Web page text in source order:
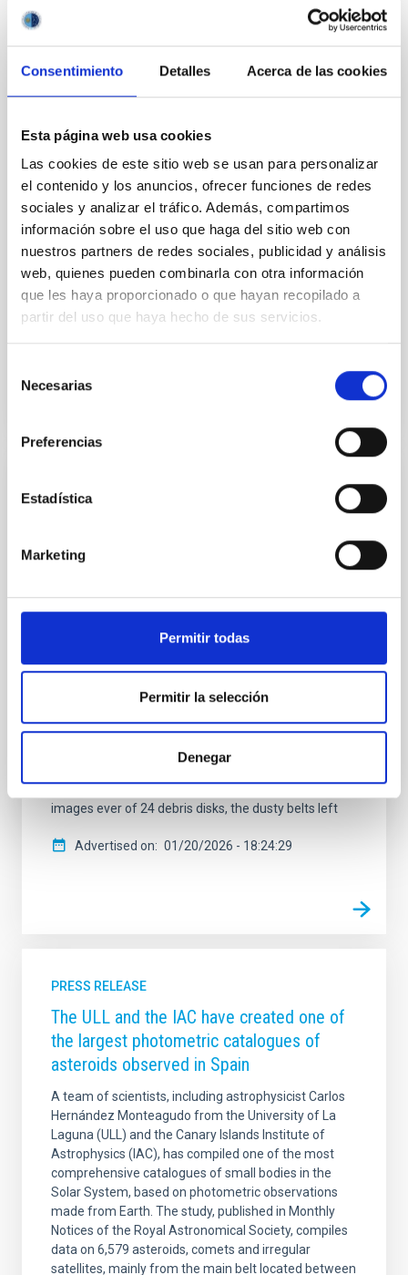
Consentimiento Detalles Acerca de las cookies
Esta página web usa cookies
Las cookies de este sitio web se usan para personalizar
el contenido y los anuncios, ofrecer funciones de redes
sociales y analizar el tráfico. Además, compartimos
información sobre el uso que haga del sitio web con
nuestros partners de redes sociales, publicidad y análisis
web, quienes pueden combinarla con otra información
que les haya proporcionado o que hayan recopilado a
partir del uso que haya hecho de sus servicios.
Necesarias
Preferencias
Estadística
Marketing
Permitir todas
Permitir la selección
Denegar
discovers a mysterious iron “bar” in the
Ring Nebula
Research carried out with the new WEAVE
spectrograph, installed on the William Herschel
Observatory (La Palma), and in whose construction
the Instituto de Astrofísica de Canarias (IAC) has
participated, has found a mysterious bar-shaped
cloud of iron inside the iconic Ring Nebula. The study
was conducted by a European team led by
astronomers at University College London (UCL) and
Cardiff University, and includes researchers from the
IAC. The cloud of iron atoms, described for the first
time in Monthly Notices of the Royal Astronomical
Society
Advertised on 01/16/2026 - 14:17:50
reveals the Teenage Years of New Worlds
An international team, with participation from the
University of La Laguna (ULL) and the Instituto de
Astrofísica de Canarias (IAC), have, for the first time,
an era long shrouded in mystery. The study, called
ALMA survey to Resolve exoKuiper belt
articles published simultaneously in the journal
Astronomy and Astrophysics and was carried out
using the Atacama Large Millimetre/submillimetre
Array (ALMA) . Thanks to this work, the sharpest
images ever of 24 debris disks, the dusty belts left
Advertised on 01/20/2026 - 18:24:29
PRESS RELEASE
The ULL and the IAC have created one of
the largest photometric catalogues of
asteroids observed in Spain
A team of scientists, including astrophysicist Carlos
Hernández Monteagudo from the University of La
Laguna (ULL) and the Canary Islands Institute of
Astrophysics (IAC), has compiled one of the most
comprehensive catalogues of small bodies in the
Solar System, based on photometric observations
made from Earth. The study, published in Monthly
Notices of the Royal Astronomical Society, compiles
data on 6,579 asteroids, comets and irregular
satellites, mainly from the main belt located between